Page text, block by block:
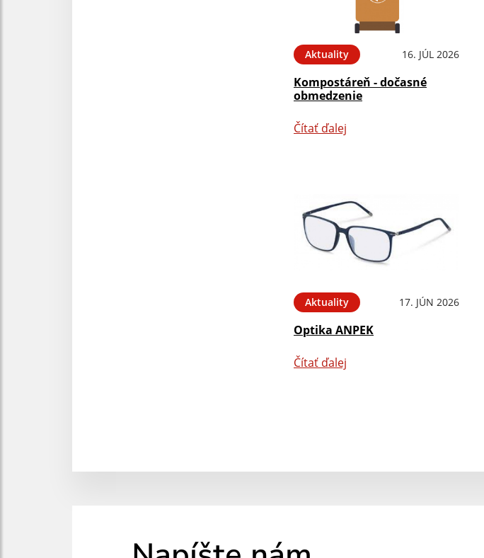
Aktuality 16. JÚL 2026
Kompostáreň - dočasné
obmedzenie
Čítať ďalej
Aktuality 17. JÚN 2026
Optika ANPEK
Čítať ďalej